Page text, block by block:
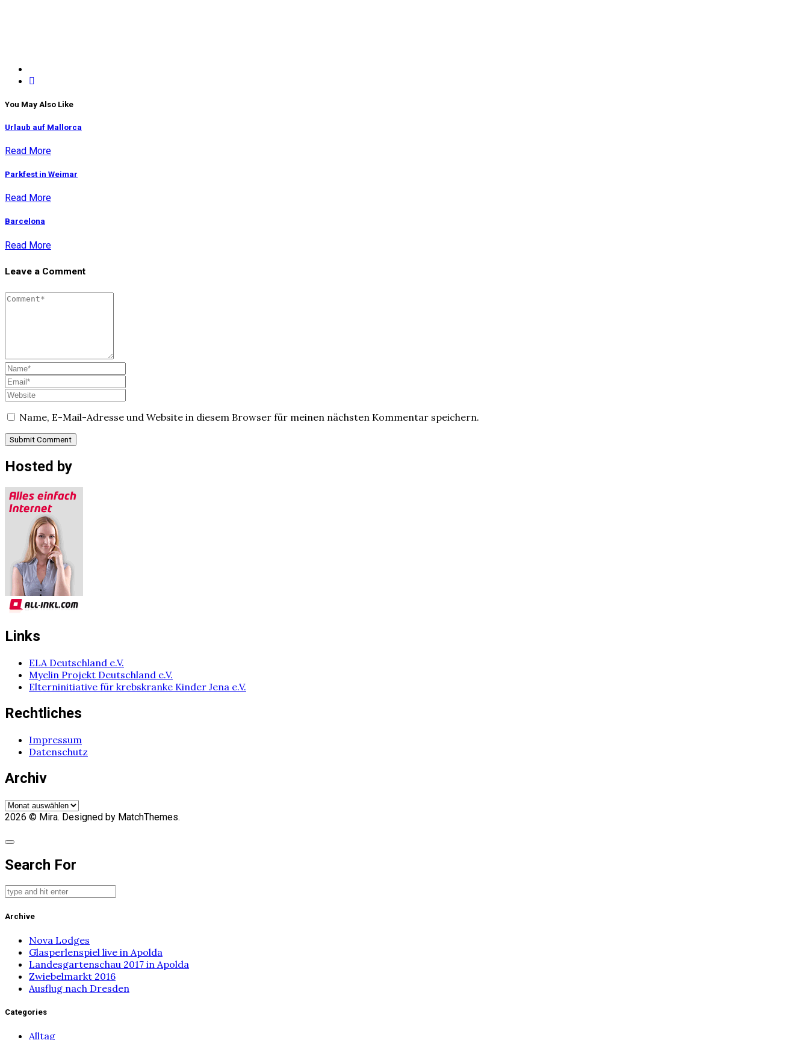
You May Also Like
Urlaub auf Mallorca
Read More
Parkfest in Weimar
Read More
Barcelona
Read More
Leave a Comment
Name, E-Mail-Adresse und Website in diesem Browser für meinen nächsten Kommentar speichern.
Hosted by
Links
ELA Deutschland e.V.
Myelin Projekt Deutschland e.V.
Elterninitiative für krebskranke Kinder Jena e.V.
Rechtliches
Impressum
Datenschutz
Archiv
Archiv
2026 © Mira. Designed by MatchThemes.
Search For
Archive
Nova Lodges
Glasperlenspiel live in Apolda
Landesgartenschau 2017 in Apolda
Zwiebelmarkt 2016
Ausflug nach Dresden
Categories
Alltag